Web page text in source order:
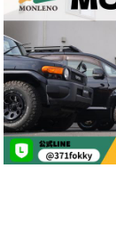
－ フルフラットシ
シートヒーター
－ フロントカメラ
ルーフレール